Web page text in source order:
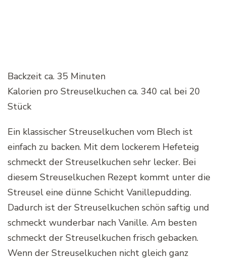
Backzeit ca. 35 Minuten
Kalorien pro Streuselkuchen ca. 340 cal bei 20
Stück
Ein klassischer Streuselkuchen vom Blech ist
einfach zu backen. Mit dem lockerem Hefeteig
schmeckt der Streuselkuchen sehr lecker. Bei
diesem Streuselkuchen Rezept kommt unter die
Streusel eine dünne Schicht Vanillepudding.
Dadurch ist der Streuselkuchen schön saftig und
schmeckt wunderbar nach Vanille. Am besten
schmeckt der Streuselkuchen frisch gebacken.
Wenn der Streuselkuchen nicht gleich ganz